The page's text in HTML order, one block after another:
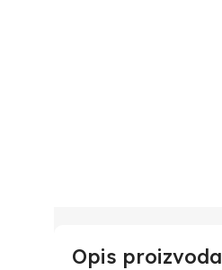
Opis proizvoda